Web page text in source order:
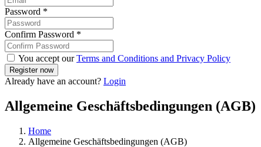
Password *
Confirm Password *
You accept ourTerms and Conditions and Privacy Policy
Already have an account? Login
Allgemeine Geschäftsbedingungen (AGB)
Home
Allgemeine Geschäftsbedingungen (AGB)